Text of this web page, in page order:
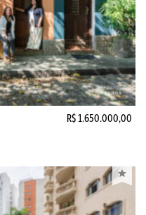
R$ 1.650.000,00